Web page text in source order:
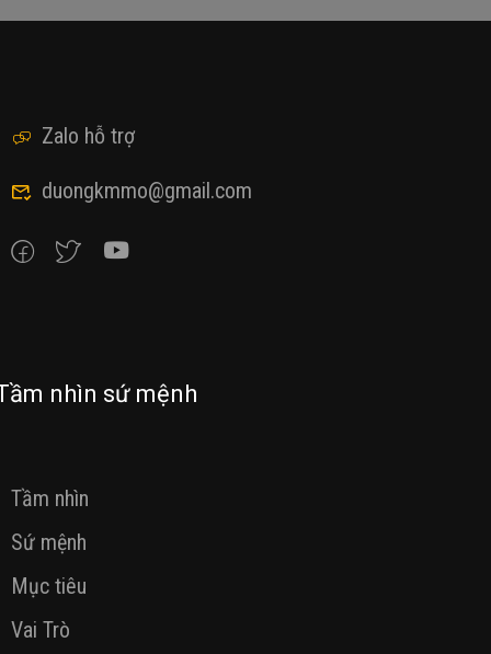
Zalo hỗ trợ
duongkmmo@gmail.com
nhìn sứ mệnh
Tầm nhìn
Sứ mệnh
Mục tiêu
Vai Trò